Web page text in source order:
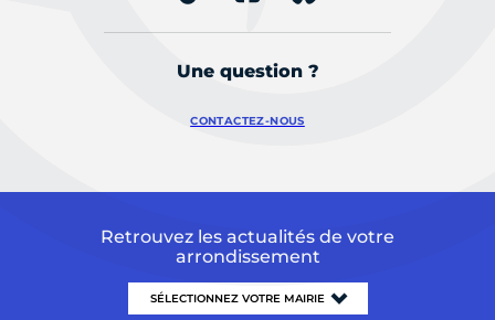
Une question ?
CONTACTEZ-NOUS
Retrouvez les actualités de votre
arrondissement